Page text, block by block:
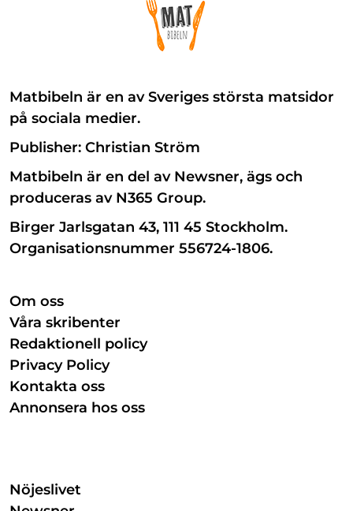
Matbibeln är en av Sveriges största matsidor
på sociala medier.
Publisher: Christian Ström
Matbibeln är en del av Newsner, ägs och
produceras av N365 Group.
Birger Jarlsgatan 43, 111 45 Stockholm.
Organisationsnummer 556724-1806.
Om oss
Våra skribenter
Redaktionell policy
Privacy Policy
Kontakta oss
Annonsera hos oss
Nöjeslivet